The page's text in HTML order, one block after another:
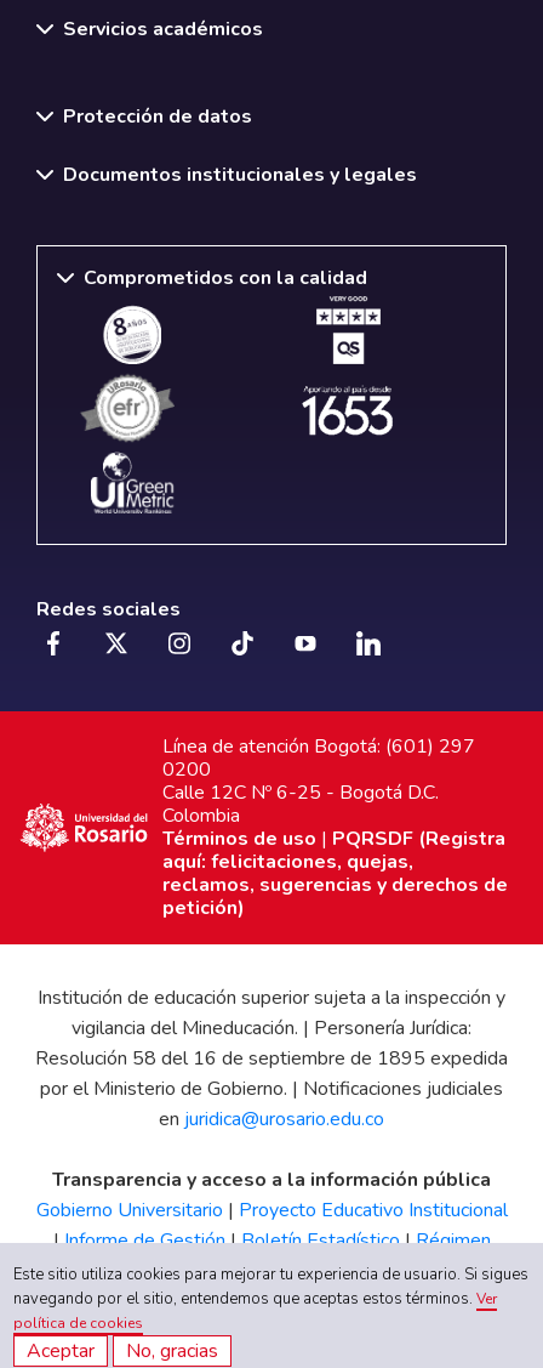
Servicios académicos
Protección de datos
Documentos institucionales y legales
Comprometidos con la calidad
Redes sociales
Línea de atención Bogotá: (601) 297
0200
Calle 12C Nº 6-25 - Bogotá D.C.
Colombia
Términos de uso | PQRSDF (Registra
aquí: felicitaciones, quejas,
reclamos, sugerencias y derechos de
petición)
Institución de educación superior sujeta a la inspección y
vigilancia del Mineducación. | Personería Jurídica:
Resolución 58 del 16 de septiembre de 1895 expedida
por el Ministerio de Gobierno. | Notificaciones judiciales
en juridica@urosario.edu.co
Transparencia y acceso a la información pública
Gobierno Universitario | Proyecto Educativo Institucional
|Informe de Gestión|Boletín Estadístico|Régimen
Tributario|Estados Financieros |Código de Ética| Canal
de Integridad UR
Este sitio utiliza cookies para mejorar tu experiencia de usuario. Si sigues
navegando por el sitio, entendemos que aceptas estos términos.Ver
política de cookies
Aceptar No, gracias